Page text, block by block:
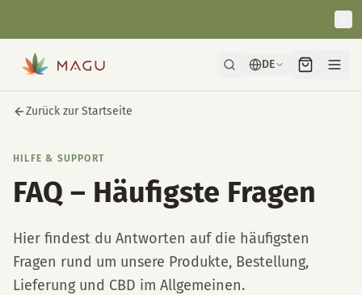
DE
Zurück zur Startseite
HILFE & SUPPORT
FAQ – Häufigste Fragen
Hier findest du Antworten auf die häufigsten
Fragen rund um unsere Produkte, Bestellung,
Lieferung und CBD im Allgemeinen.